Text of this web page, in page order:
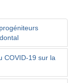
COVID-19 sur la